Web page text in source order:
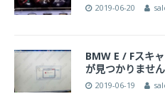
2019-06-20
BMW E / Fスキ
が見つかりませ
2019-06-19